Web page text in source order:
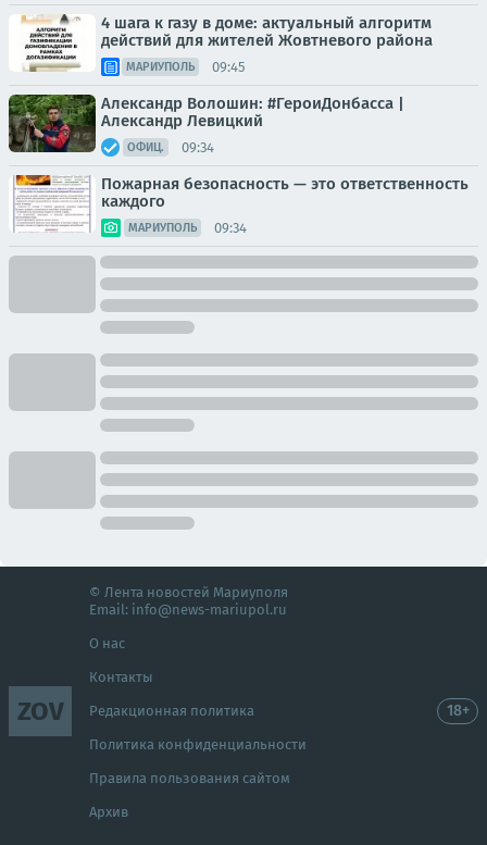
4 шага к газу в доме: актуальный алгоритм
действий для жителей Жовтневого района
МАРИУПОЛЬ 09:45
Александр Волошин: #ГероиДонбасса |
Александр Левицкий
ОФИЦ. 09:34
Пожарная безопасность — это ответственность
каждого
МАРИУПОЛЬ 09:34
ZOV
© Лента новостей Мариуполя
Email: info@news-mariupol.ru
О нас
Контакты
Редакционная политика
Политика конфиденциальности
Правила пользования сайтом
Архив
18+